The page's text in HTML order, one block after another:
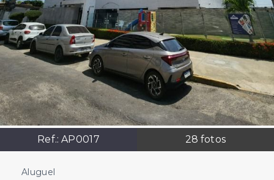
Ref.:AP0017 28 fotos
Aluguel